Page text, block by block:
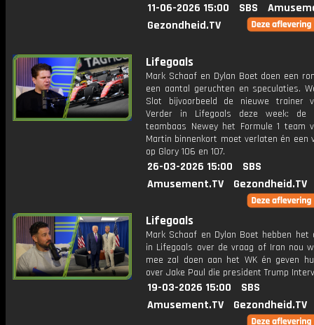
11-06-2026 15:00 SBS
Gezondheid.TV
Lifegoals
Mark Schaaf en Dylan Boet doen een
een aantal geruchten en speculaties.
Slot bijvoorbeeld de nieuwe trainer
Verder in Lifegoals deze week: de
teambaas Newey het Formule 1 team
Martin binnenkort moet verlaten én een
op Glory 106 en 107.
26-03-2026 15:00
SBS
Amusement.TV
Gezondheid.TV
Lifegoals
Mark Schaaf en Dylan Boet hebben het
in Lifegoals over de vraag of Iran nou
mee zal doen aan het WK én geven
over Jake Paul die president Trump
19-03-2026 15:00
SBS
Amusement.TV
Gezondheid.TV